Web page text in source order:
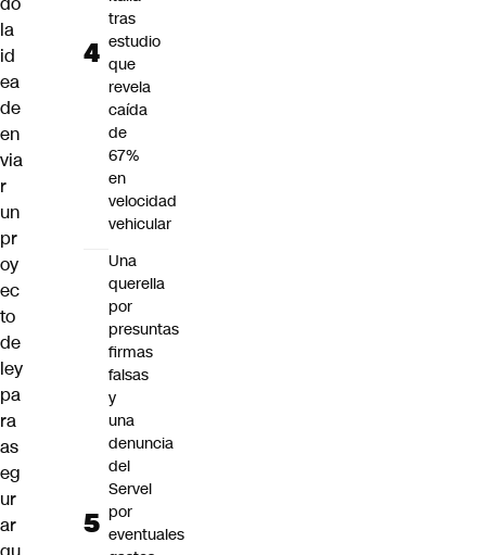
la
id
ea
de
en
via
r
un
pr
oy
ec
to
de
ley
pa
ra
as
eg
ur
ar
tras
estudio
que
revela
caída
de
67%
en
velocidad
vehicular
Una
querella
por
presuntas
firmas
falsas
y
una
denuncia
del
Servel
por
eventuales